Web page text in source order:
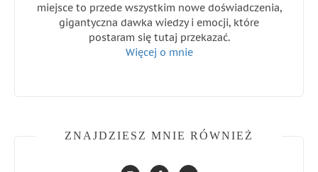
miejsce to przede wszystkim nowe doświadczenia,
gigantyczna dawka wiedzy i emocji, które
postaram się tutaj przekazać.
Więcej o mnie
ZNAJDZIESZ MNIE RÓWNIEŻ